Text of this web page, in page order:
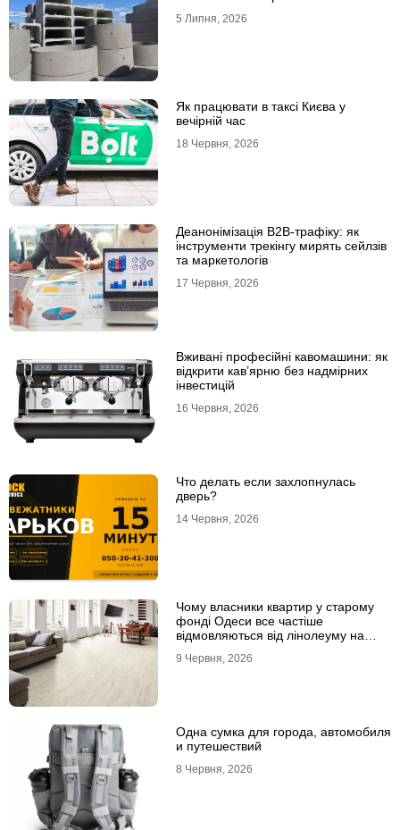
5 Липня, 2026
Як працювати в таксі Києва у
вечірній час
18 Червня, 2026
Деанонімізація B2B-трафіку: як
інструменти трекінгу мирять сейлзів
та маркетологів
17 Червня, 2026
Вживані професійні кавомашини: як
відкрити кав’ярню без надмірних
інвестицій
16 Червня, 2026
Что делать если захлопнулась
дверь?
14 Червня, 2026
Чому власники квартир у старому
фонді Одеси все частіше
відмовляються від лінолеуму на
9 Червня, 2026
Одна сумка для города, автомобиля
и путешествий
8 Червня, 2026